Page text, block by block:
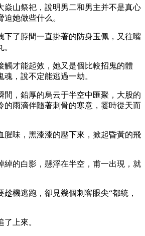
焱山祭祀，說明男二和男主并不是真心
她做些什么。
下了脖間一直掛著的防身玉佩，又往嘴
觸才能起效，她又是個比較招鬼的體
，說不定能逃過一劫。
間，鉛厚的烏云于半空中匯聚，大股的
的雨滴伴隨著刺骨的寒意，霎時從天而
腥味，黑漆漆的壓下來，掀起昏黃的飛
綽的白影，懸浮在半空，甫一出現，就
趁機逃跑，卻見幾個刺客眼尖“都統，
上來。